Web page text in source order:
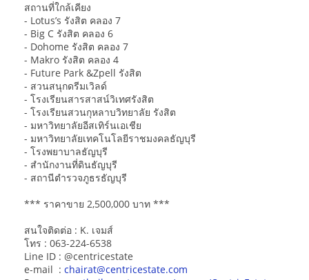
สถานที่ใกล้เคียง
- Lotus’s รังสิต คลอง 7
- Big C รังสิต คลอง 6
- Dohome รังสิต คลอง 7
- Makro รังสิต คลอง 4
- Future Park &Zpell รังสิต
- สวนสนุกดรีมเวิลด์
- โรงเรียนสารสาสน์วิเทศรังสิต
- โรงเรียนสวนกุหลาบวิทยาลัย รังสิต
- มหาวิทยาลัยอีสเทิร์นเอเชีย
- มหาวิทยาลัยเทคโนโลยีราชมงคลธัญบุรี
- โรงพยาบาลธัญบุรี
- สำนักงานที่ดินธัญบุรี
- สถานีตำรวจภูธรธัญบุรี
*** ราคาขาย 2,500,000 บาท ***
สนใจติดต่อ : K. เจมส์
โทร : 063-224-6538
Line ID : @centricestate
e-mail : chairat@centricestate.com